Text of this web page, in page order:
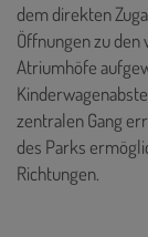
dem direkten
Öffnungen zu
Atriumhöfe
zentralen Gang
des Parks
Richtungen.